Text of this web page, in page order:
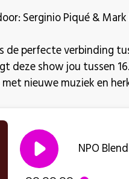
Serginio Piqué &
de perfecte verbinding
deze show jou tussen
nieuwe muziek en
NPO